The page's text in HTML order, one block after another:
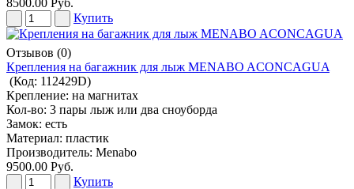
Купить
Отзывов (0)
Крепления на багажник для лыж MENABO ACONCAGUA
(Код: 112429D)
Крепление: на магнитах
Кол-во: 3 пары лыж или два сноуборда
Замок: есть
Материал: пластик
Производитель: Menabo
9500.00 Руб.
Купить